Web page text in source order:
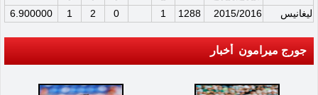
ليغانيس
2015/2016
1288
1
0
2
1
6.900000
جورج ميرامون أخبار